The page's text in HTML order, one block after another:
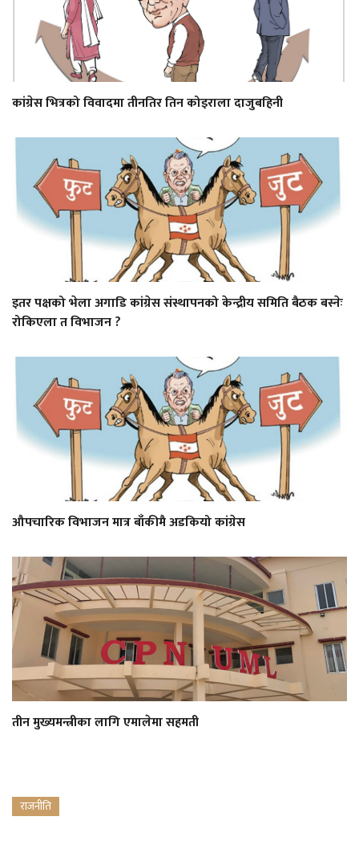
कांग्रेस भित्रको विवादमा तीनतिर तिन कोइराला दाजुबहिनी
इतर पक्षको भेला अगाडि कांग्रेस संस्थापनको केन्द्रीय समिति बैठक बस्नेः
रोकिएला त विभाजन ?
औपचारिक विभाजन मात्र बाँकीमै अडकियो कांग्रेस
तीन मुख्यमन्त्रीका लागि एमालेमा सहमती
राजनीति